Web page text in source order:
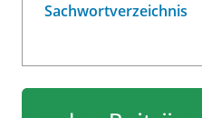
Sachwortverzeichnis